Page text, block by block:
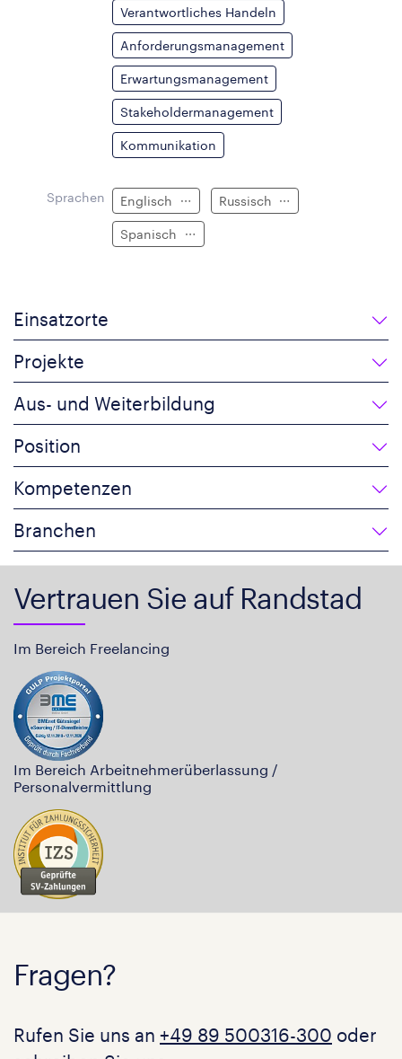
Verantwortliches Handeln
Anforderungsmanagement
Erwartungsmanagement
Stakeholdermanagement
Kommunikation
Sprachen Englisch Russisch
Spanisch
Einsatzorte
Projekte
Aus- und Weiterbildung
Position
Kompetenzen
Branchen
Vertrauen Sie auf Randstad
Im Bereich Freelancing
Im Bereich Arbeitnehmerüberlassung /
Personalvermittlung
Fragen?
Rufen Sie uns an +49 89 500316-300 oder